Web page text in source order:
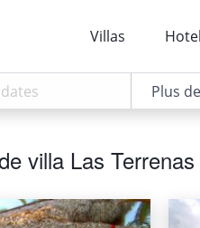
Villas
Plus
villa Las